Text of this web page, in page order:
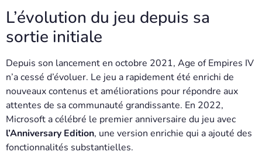
L’évolution du jeu depuis sa
sortie initiale
Depuis son lancement en octobre 2021, Age of Empires IV
n’a cessé d’évoluer. Le jeu a rapidement été enrichi de
nouveaux contenus et améliorations pour répondre aux
attentes de sa communauté grandissante. En 2022,
Microsoft a célébré le premier anniversaire du jeu avec
l’Anniversary Edition, une version enrichie qui a ajouté des
fonctionnalités substantielles.